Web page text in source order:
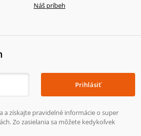
Náš príbeh
Prihlásiť
a získajte pravidelné informácie o super
Zo zasielania sa môžete kedykoľvek